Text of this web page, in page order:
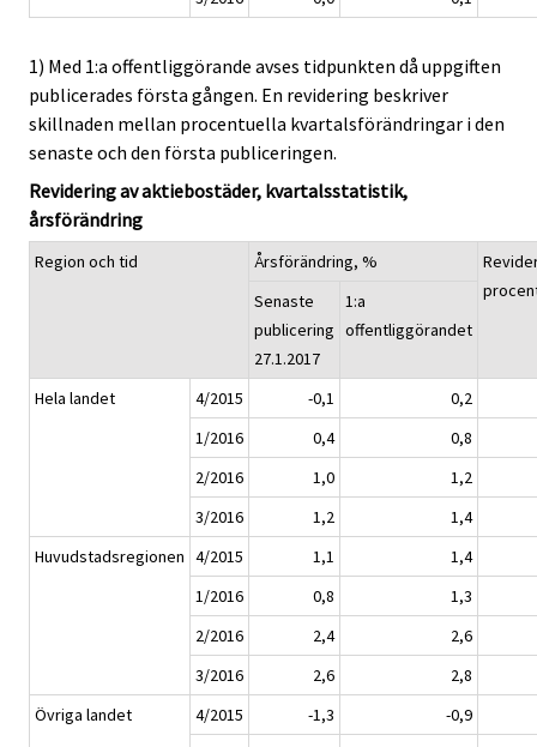
1) Med 1:a offentliggörande avses tidpunkten då uppgiften
publicerades första gången. En revidering beskriver
skillnaden mellan procentuella kvartalsförändringar i den
senaste och den första publiceringen.
Revidering av aktiebostäder, kvartalsstatistik,
årsförändring
Region och tid Årsförändring, %
Senaste
publicering
27.1.2017
1:a
offentliggörandet
Hela landet 4/2015 -0,1
0,2
1/2016
0,4
0,8
2/2016
1,0
1,2
3/2016
1,2
1,4
Huvudstadsregionen 4/2015 1,1
1,4
1/2016
0,8
1,3
2/2016
2,4
2,6
3/2016
2,6
2,8
Övriga landet
4/2015 -1,3
-0,9